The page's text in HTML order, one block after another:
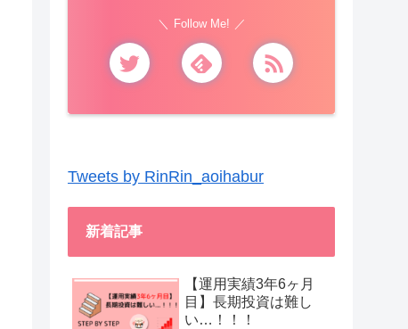
Follow Me!
Tweets by RinRin_aoihabur
新着記事
【運用実績3年6ヶ月
目】長期投資は難し
い…！！！